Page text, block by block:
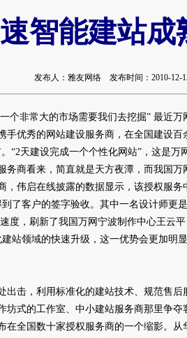
智能建站成
发布人：雅友网络 发布时间：2010-12-
个非常大的市场需要我们去挖掘” 最近万
手优秀的网站建设服务商，在全国建设百
“2天建设完成一个个性化网站”，这是万
务商看来，简直就是天方夜潭，而我国万
，伟启在线披露的数据显示，该授权服务
了客户的签字验收。其中一名设计师更
度，刷新了我国万网宁波制作中心王云
站领域的快速升级，这一优势会更加明
击，利用标准化的建站技术、规范售后
式的工作室、中小建站服务商那里争夺
全国数十家授权服务商的一个缩影。从